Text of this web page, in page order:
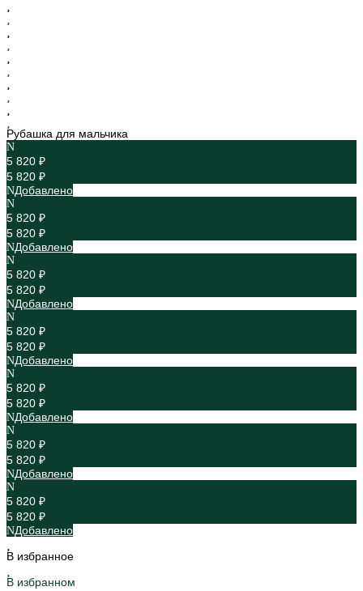
Рубашка для мальчика
5 820 ₽
5 820 ₽
Добавлено
5 820 ₽
5 820 ₽
Добавлено
5 820 ₽
5 820 ₽
Добавлено
5 820 ₽
5 820 ₽
Добавлено
5 820 ₽
5 820 ₽
Добавлено
5 820 ₽
5 820 ₽
Добавлено
5 820 ₽
5 820 ₽
Добавлено
В избранное
В избранном